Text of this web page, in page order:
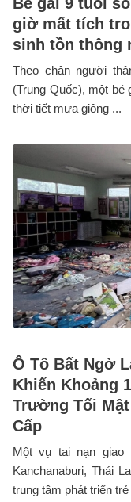
giờ mất tích
sinh tồn thông
Theo chân người
(Trung Quốc), một
thời tiết mưa giông ...
Ô Tô Bất Ngờ
Khiến Khoảng
Trường Tối
Cấp
Một vụ tai nạn giao
Kanchanaburi, Thái
trung tâm phát triển trẻ